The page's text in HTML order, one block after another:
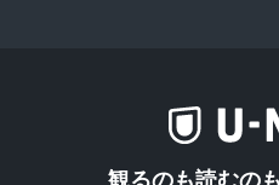
観るのも読むの